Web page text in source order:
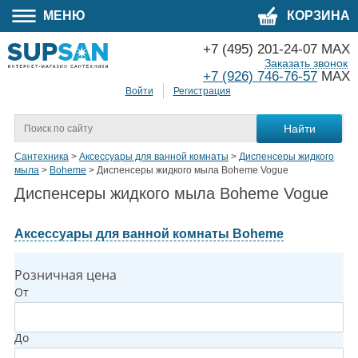
МЕНЮ КОРЗИНА
Войти Регистрация
+7 (495) 201-24-07 MAX
+7 (926) 746-76-57 MAX
Заказать звонок
Сантехника > Аксессуары для ванной комнаты > Диспенсеры жидкого
мыла > Boheme > Диспенсеры жидкого мыла Boheme Vogue
Диспенсеры жидкого мыла Boheme Vogue
Аксессуары для ванной комнаты Boheme
Розничная цена
От
До